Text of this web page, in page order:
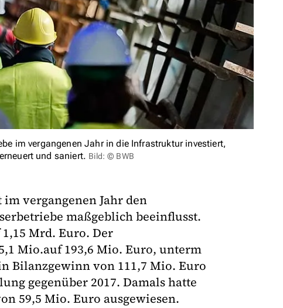
im vergangenen Jahr in die Infrastruktur investiert,
und saniert. Bild: © BWB
vergangenen Jahr den
maßgeblich beeinflusst.
Mrd. Euro. Der
Mio.auf 193,6 Mio. Euro, unterm
Bilanzgewinn von 111,7 Mio. Euro
gegenüber 2017. Damals hatte
59,5 Mio. Euro ausgewiesen.